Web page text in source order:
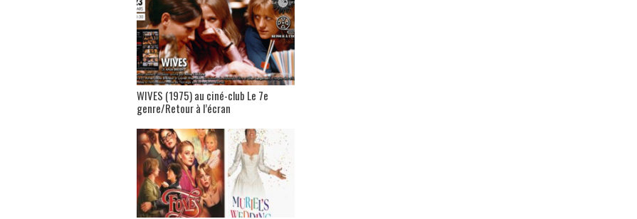
WIVES (1975) au ciné-club Le 7e
genre/Retour à l’écran